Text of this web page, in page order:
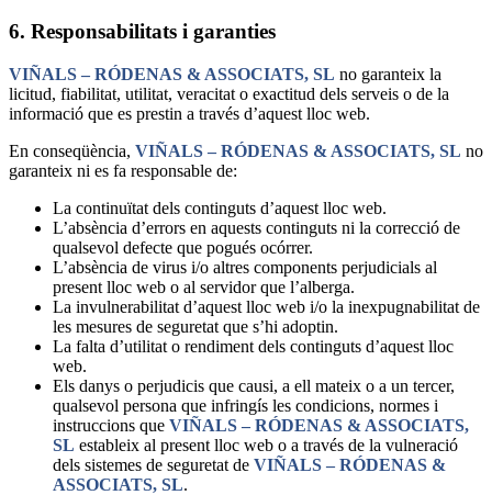
6. Responsabilitats i garanties
VIÑALS – RÓDENAS & ASSOCIATS, SL no garanteix la
licitud, fiabilitat, utilitat, veracitat o exactitud dels serveis o de la
informació que es prestin a través d’aquest lloc web.
En conseqüència, VIÑALS – RÓDENAS & ASSOCIATS, SL no
garanteix ni es fa responsable de:
La continuïtat dels continguts d’aquest lloc web.
L’absència d’errors en aquests continguts ni la correcció de
qualsevol defecte que pogués ocórrer.
L’absència de virus i/o altres components perjudicials al
present lloc web o al servidor que l’alberga.
La invulnerabilitat d’aquest lloc web i/o la inexpugnabilitat de
les mesures de seguretat que s’hi adoptin.
La falta d’utilitat o rendiment dels continguts d’aquest lloc
web.
Els danys o perjudicis que causi, a ell mateix o a un tercer,
qualsevol persona que infringís les condicions, normes i
instruccions que VIÑALS – RÓDENAS & ASSOCIATS,
SL estableix al present lloc web o a través de la vulneració
dels sistemes de seguretat de VIÑALS – RÓDENAS &
ASSOCIATS, SL.